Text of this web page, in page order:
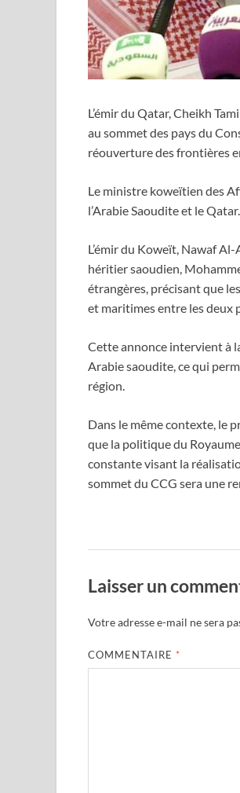
L’émir du Qatar, Cheikh
au sommet des pays du
réouverture des frontières
Le ministre koweïtien des
l’Arabie Saoudite et le Qatar.
L’émir du Koweït, Nawaf
héritier saoudien,
étrangères, précisant que
et maritimes entre les deux
Cette annonce intervient à
Arabie saoudite, ce qui
région.
Dans le même contexte, le
que la politique du
constante visant la
sommet du CCG sera une
Laisser un
Votre adresse e-mail ne sera
COMMENTAIRE *